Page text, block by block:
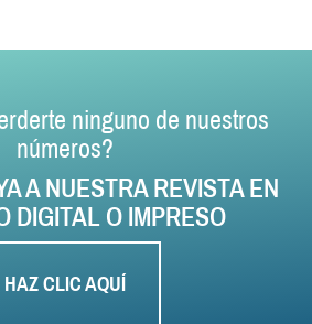
ninguno de nuestros
números?
A NUESTRA REVISTA EN
DIGITAL O IMPRESO
HAZ CLIC AQUÍ